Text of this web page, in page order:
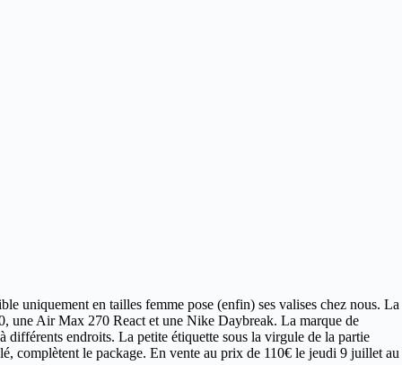
uniquement en tailles femme pose (enfin) ses valises chez nous. La
une Air Max 270 React et une Nike Daybreak. La marque de
différents endroits. La petite étiquette sous la virgule de la partie
complètent le package. En vente au prix de 110€ le jeudi 9 juillet au